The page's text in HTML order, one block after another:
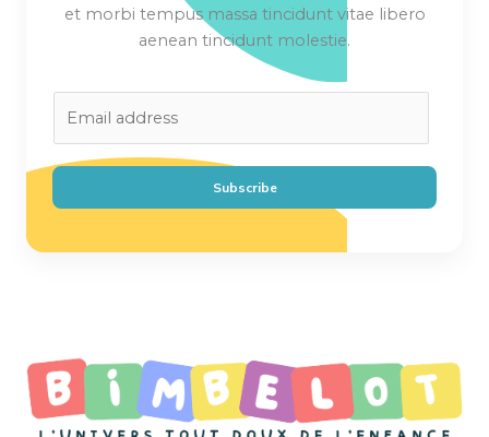
et morbi tempus massa tincidunt vitae libero
aenean tincidunt molestie.
l
Subscribe